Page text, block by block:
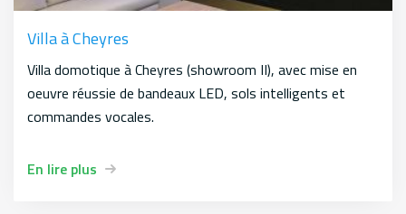
Villa à Cheyres
Villa domotique à Cheyres (showroom II), avec mise en
oeuvre réussie de bandeaux LED, sols intelligents et
commandes vocales.
En lire plus